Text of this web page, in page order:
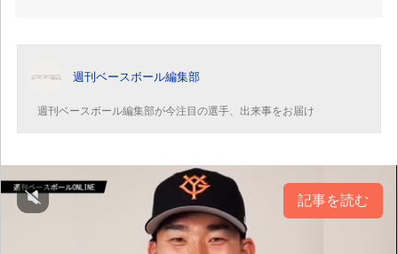
週刊ベースボール編集部
週刊ベースボール編集部が今注目の選手、出来事をお届け
記事を読む